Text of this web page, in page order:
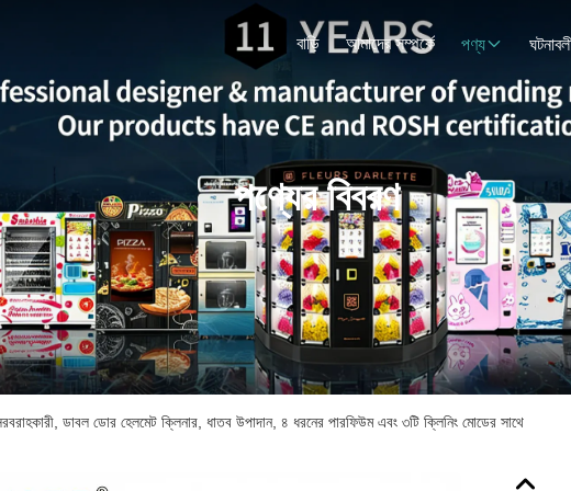
বাড়ি আমাদের সম্পর্কে পণ্য
পণ্যের বিবরণ
ডাবল ডোর হেলমেট ক্লিনার, ধাতব উপাদান, ৪ ধরনের পারফিউম এবং ৩টি ক্লিনিং মোডের সাথে